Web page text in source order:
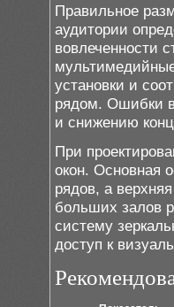
Правильное
аудитории
вовлеченности
установки и
рядом. Ошибки в
и снижению
При
окон. Основная
рядов, а
больших залов
систему
доступ к